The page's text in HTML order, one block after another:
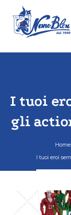
I tuoi
gli
Home
I tuoi eroi